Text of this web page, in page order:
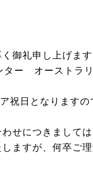
御礼申し上げます
ター オーストラ
祝日となりますの
せにつきまして
ますが、何卒ご